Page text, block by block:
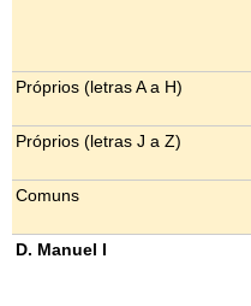
Próprios (letras A a H)
Próprios (letras J a Z)
Comuns
D. Manuel I